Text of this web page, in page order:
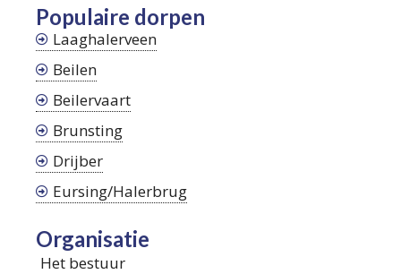
Populaire dorpen
Laaghalerveen
Beilen
Beilervaart
Brunsting
Drijber
Eursing/Halerbrug
Organisatie
Het bestuur